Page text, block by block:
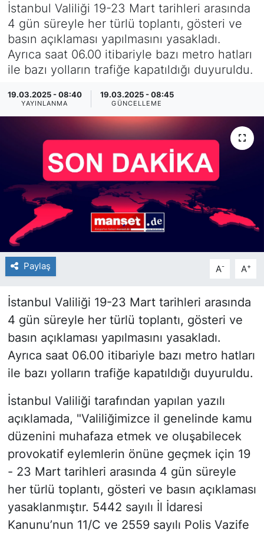
İstanbul Valiliği 19-23 Mart tarihleri arasında
4 gün süreyle her türlü toplantı, gösteri ve
basın açıklaması yapılmasını yasakladı.
Ayrıca saat 06.00 itibariyle bazı metro hatları
ile bazı yolların trafiğe kapatıldığı duyuruldu.
19.03.2025 - 08:40
YAYINLANMA
19.03.2025 - 08:45
GÜNCELLEME
Paylaş A- A+
İstanbul Valiliği 19-23 Mart tarihleri arasında
4 gün süreyle her türlü toplantı, gösteri ve
basın açıklaması yapılmasını yasakladı.
Ayrıca saat 06.00 itibariyle bazı metro hatları
ile bazı yolların trafiğe kapatıldığı duyuruldu.
İstanbul Valiliği tarafından yapılan yazılı
açıklamada, "Valiliğimizce il genelinde kamu
düzenini muhafaza etmek ve oluşabilecek
provokatif eylemlerin önüne geçmek için 19
- 23 Mart tarihleri arasında 4 gün süreyle
her türlü toplantı, gösteri ve basın açıklaması
yasaklanmıştır. 5442 sayılı İl İdaresi
Kanunu’nun 11/C ve 2559 sayılı Polis Vazife
EKONOMİ
SİYASET
SAĞLIK
Haber Arşivi